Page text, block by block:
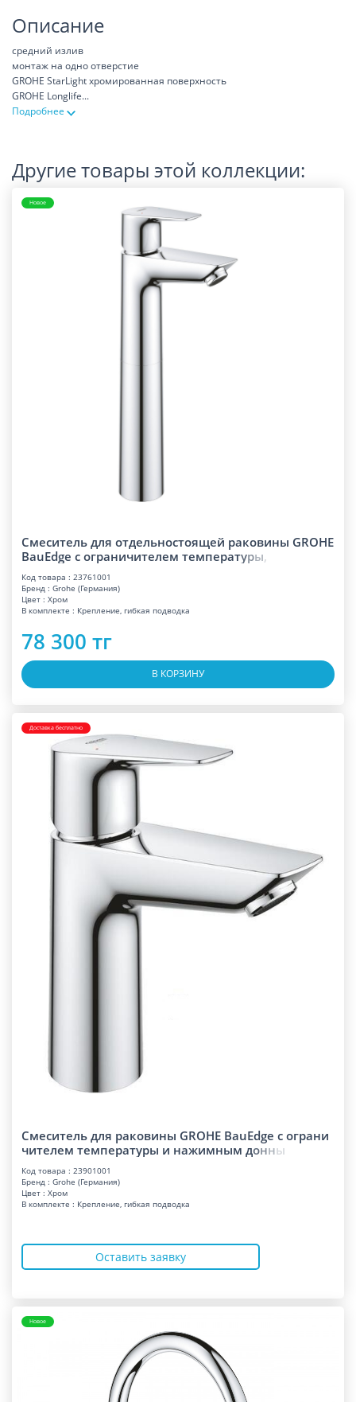
Описание
средний излив
монтаж на одно отверстие
GROHE StarLight хромированная поверхность
GROHE Longlife...
Подробнее
Другие товары этой коллекции:
Новое
Смеситель для отдельностоящей раковины GROHE
BauEdge с ограничителем температуры,
Код товара : 23761001
Бренд : Grohe (Германия)
Цвет : Хром
В комплекте : Крепление, гибкая подводка
78 300 тг
В КОРЗИНУ
Доставка бесплатно
Смеситель для раковины GROHE BauEdge с ограни
чителем температуры и нажимным донны
Код товара : 23901001
Бренд : Grohe (Германия)
Цвет : Хром
В комплекте : Крепление, гибкая подводка
Оставить заявку
Новое